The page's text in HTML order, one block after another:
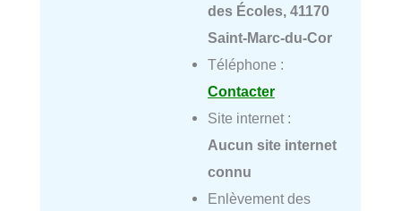
des Écoles, 41170
Saint-Marc-du-Cor
Téléphone :
Contacter
Site internet :
Aucun site internet
connu
Enlèvement des